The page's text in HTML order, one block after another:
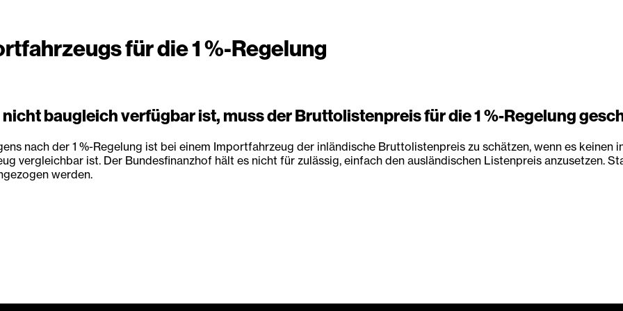
für die 1 %-Regelung
nicht baugleich verfügbar ist, muss der Bruttolistenpreis für die 1 %-Regelung
nach der 1 %-Regelung ist bei einem Importfahrzeug der inländische Bruttolistenpreis zu schätzen, wenn es
vergleichbar ist. Der Bundesfinanzhof hält es nicht für zulässig, einfach den ausländischen Listenpreis anzusetzen.
werden.